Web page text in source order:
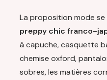
La proposition mode
preppy chic franco-
à capuche, casquette
chemise oxford,
sobres, les matières